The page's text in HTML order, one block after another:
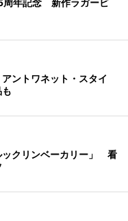
周年記念 新作ラガービ
ントワネット・スタイ
ックリンベーカリー」 看